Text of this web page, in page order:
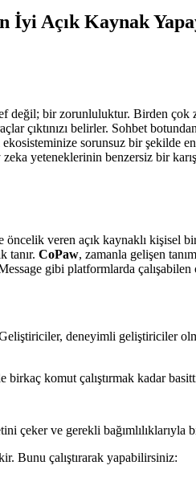
Açık Kaynak Yapay
değil; bir zorunluluktur. Birden
çıktınızı belirler. Sohbet
sorunsuz bir şekilde
yeteneklerinin benzersiz bir
veren açık kaynaklı kişisel
tanır. CoPaw, zamanla gelişen
gibi platformlarda
deneyimli geliştiriciler
birkaç komut çalıştırmak kadar
çeker ve gerekli
Bunu çalıştırarak yapabilirsiniz: